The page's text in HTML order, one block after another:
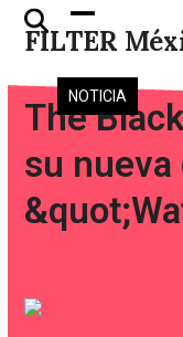
Skip
FILTER
Open
mobile
menu
Close
mobile
menu
NOTICIA
The
su nueva